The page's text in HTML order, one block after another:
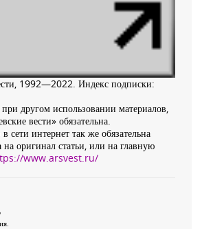
1992—2022. Индекс подписки:
другом использовании материалов,
вести» обязательна.
сети интернет так же обязательна
оригинал статьи, или на главную
www.arsvest.ru/
,